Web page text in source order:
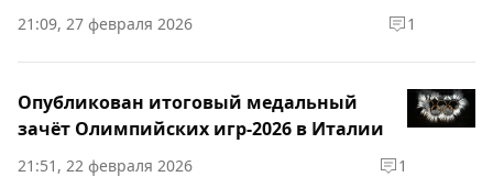
21:09, 27 февраля 2026 1
Опубликован итоговый медальный
зачёт Олимпийских игр-2026 в Италии
21:51, 22 февраля 2026 1